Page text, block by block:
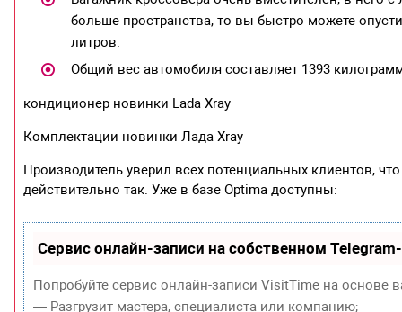
больше пространства, то вы быстро можете
литров.
Общий вес автомобиля составляет 1393
кондиционер новинки Lada Xray
Комплектации новинки Лада Xray
Производитель уверил всех потенциальных клиентов,
действительно так. Уже в базе Optima доступны:
Сервис онлайн-записи на собственном
Попробуйте сервис онлайн-записи VisitTime на основе
— Разгрузит мастера, специалиста или компанию;